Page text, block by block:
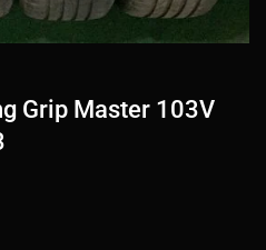
Grip Master 103V